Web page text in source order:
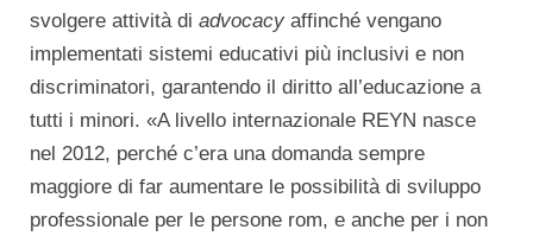
svolgere attività di advocacy affinché vengano
implementati sistemi educativi più inclusivi e non
discriminatori, garantendo il diritto all’educazione a
tutti i minori. «A livello internazionale REYN nasce
nel 2012, perché c’era una domanda sempre
maggiore di far aumentare le possibilità di sviluppo
professionale per le persone rom, e anche per i non